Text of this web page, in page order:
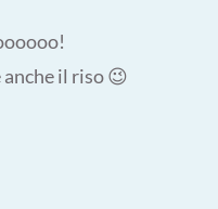
il riso 😉